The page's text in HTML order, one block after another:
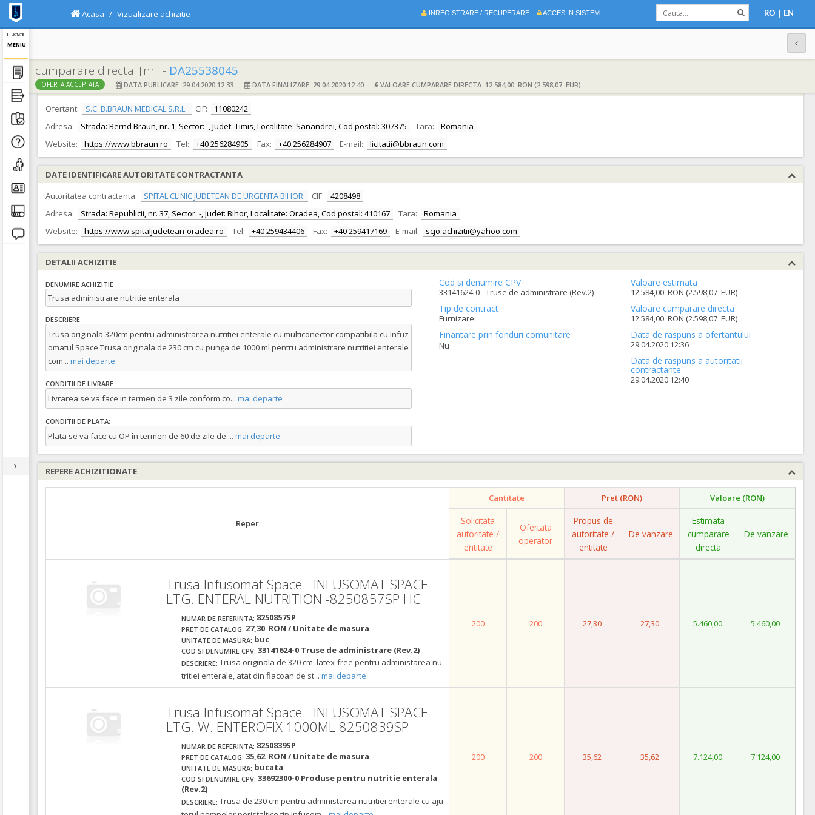
E - LICITATIE
MENIU
INREGISTRARE / RECUPERARE ACCES IN SISTEM RO | EN
Acasa Vizualizare achizitie
cumparare directa: [nr] - DA25538045
OFERTA ACCEPTATA DATA PUBLICARE: 29.04.2020 12:33 DATA FINALIZARE: 29.04.2020 12:40 VALOARE CUMPARARE DIRECTA: 12.584,00 RON (2.598,07 EUR)
DATE IDENTIFICARE OFERTANT
Ofertant:
S.C. B.BRAUN MEDICAL S.R.L. CIF:
11080242
Adresa:
Strada: Bernd Braun, nr. 1, Sector: -, Judet: Timis, Localitate: Sanandrei, Cod postal: 307375 Tara:
Romania
Website:
https://www.bbraun.ro Tel: +40 256284905 Fax: +40 256284907 E-mail: licitatii@bbraun.com
DATE IDENTIFICARE AUTORITATE CONTRACTANTA
Autoritatea contractanta:
SPITAL CLINIC JUDETEAN DE URGENTA BIHOR CIF:
4208498
Adresa:
Strada: Republicii, nr. 37, Sector: -, Judet: Bihor, Localitate: Oradea, Cod postal: 410167 Tara:
Romania
Website:
https://www.spitaljudetean-oradea.ro Tel: +40 259434406 Fax: +40 259417169 E-mail: scjo.achizitii@yahoo.com
DETALII ACHIZITIE
DENUMIRE ACHIZITIE
Trusa administrare nutritie enterala
DESCRIERE
Trusa originala 320cm pentru administrarea nutritiei enterale cu multiconector compatibila cu Infuz
omatul Space Trusa originala de 230 cm cu punga de 1000 ml pentru administrare nutritiei enterale
com... mai departe
CONDITII DE LIVRARE:
Livrarea se va face in termen de 3 zile conform co... mai departe
CONDITII DE PLATA:
Plata se va face cu OP în termen de 60 de zile de ... mai departe
Cod si denumire CPV
33141624-0 - Truse de administrare (Rev.2)
Tip de contract
Furnizare
Finantare prin fonduri comunitare
Nu
Valoare estimata
12.584,00 RON (2.598,07 EUR)
Valoare cumparare directa
12.584,00 RON (2.598,07 EUR)
Data de raspuns a ofertantului
29.04.2020 12:36
Data de raspuns a autoritatii
contractante
29.04.2020 12:40
REPERE ACHIZITIONATE
Reper
Cantitate Pret (RON) Valoare (RON)
Solicitata
autoritate /
entitate
Ofertata
operator
Propus de
autoritate /
entitate
De vanzare
Estimata
cumparare
directa
De vanzare
Trusa Infusomat Space - INFUSOMAT SPACE
LTG. ENTERAL NUTRITION -8250857SP HC
NUMAR DE REFERINTA: 8250857SP
PRET DE CATALOG: 27,30 RON / Unitate de masura
UNITATE DE MASURA: buc
COD SI DENUMIRE CPV: 33141624-0 Truse de administrare (Rev.2)
DESCRIERE: Trusa originala de 320 cm, latex-free pentru administarea nu
tritiei enterale, atat din flacoan de st... mai departe
200 200 27,30 27,30 5.460,00 5.460,00
Trusa Infusomat Space - INFUSOMAT SPACE
LTG. W. ENTEROFIX 1000ML 8250839SP
NUMAR DE REFERINTA: 8250839SP
PRET DE CATALOG: 35,62 RON / Unitate de masura
UNITATE DE MASURA: bucata
COD SI DENUMIRE CPV: 33692300-0 Produse pentru nutritie enterala
(Rev.2)
DESCRIERE: Trusa de 230 cm pentru administarea nutritiei enterale cu aju
200 200 35,62 35,62 7.124,00 7.124,00